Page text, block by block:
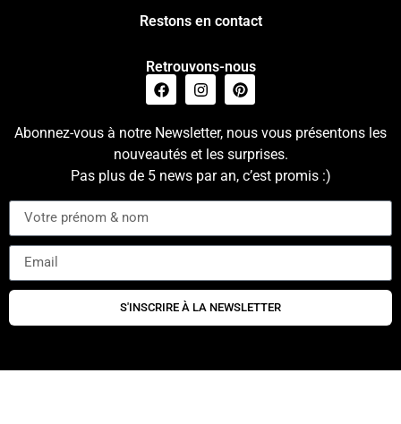
Restons en contact
Retrouvons-nous
Abonnez-vous à notre Newsletter, nous vous présentons les
nouveautés et les surprises.
Pas plus de 5 news par an, c’est promis :)
S'INSCRIRE À LA NEWSLETTER